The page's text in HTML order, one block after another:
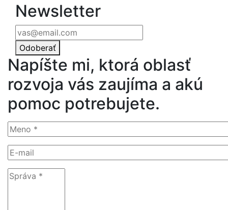
Newsletter
Odoberať
Napíšte mi, ktorá oblasť
rozvoja vás zaujíma a akú
pomoc potrebujete.